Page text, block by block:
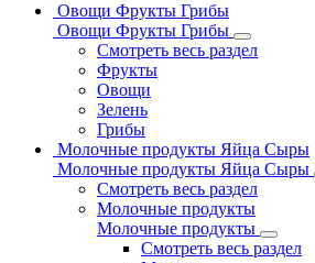
Овощи Фрукты Грибы
Овощи Фрукты Грибы
Смотреть весь раздел
Фрукты
Овощи
Зелень
Грибы
Молочные продукты Яйца Сыры
Молочные продукты Яйца Сыры
Смотреть весь раздел
Молочные продукты
Молочные продукты
Смотреть весь раздел